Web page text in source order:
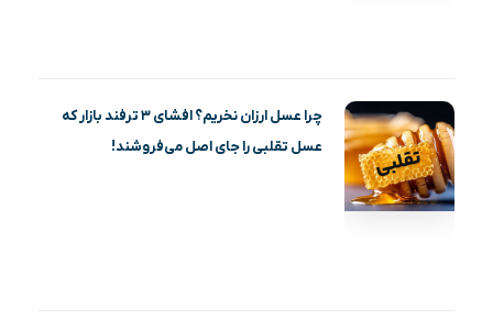
چرا عسل ارزان نخریم؟ افشای ۳ ترفند بازار که
عسل تقلبی را جای اصل می‌فروشند!